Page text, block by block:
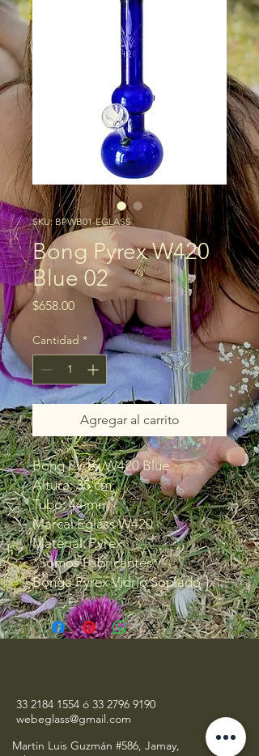
SKU: BPWB01-EGLASS
Bong Pyrex W420
Blue 02
$658.00Precio
Cantidad *
Agregar al carrito
Bong Pyrex W420 Blue
Altura: 35 cm
Tubo: 44 mm
Marca: Eglass W420
Material: Pyrex
*Somos Fabricantes*
Bonga Pyrex Vidrio Soplado
33 2184 1554 ó 33 2796 9190
webeglass@gmail.com
Martin Luis Guzmán #586, Jamay,